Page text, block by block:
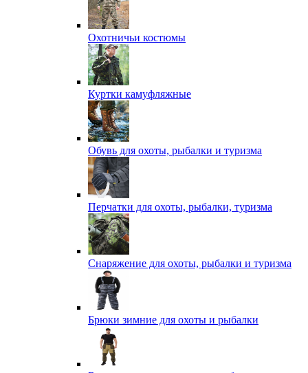
Охотничьи костюмы
Куртки камуфляжные
Обувь для охоты, рыбалки и туризма
Перчатки для охоты, рыбалки, туризма
Снаряжение для охоты, рыбалки и туризма
Брюки зимние для охоты и рыбалки